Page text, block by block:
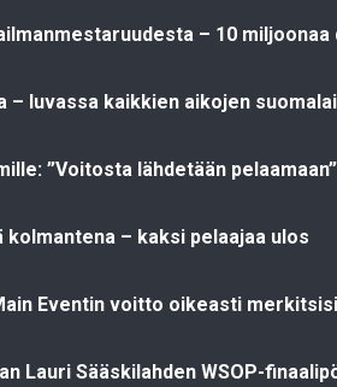
– 10 miljoonaa
luvassa kaikkien aikojen
”Voitosta lähdetään pelaamaan”
– kaksi pelaajaa ulos
Eventin voitto oikeasti
Lauri Sääskilahden WSOP-